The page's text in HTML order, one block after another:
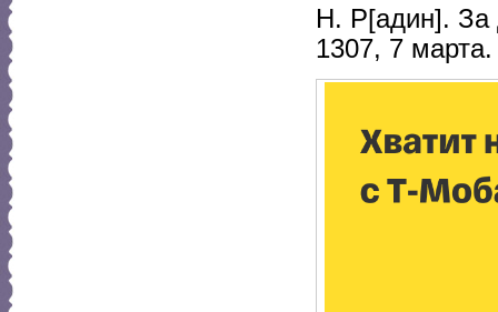
Н. Р[адин]. За
1307, 7 марта.